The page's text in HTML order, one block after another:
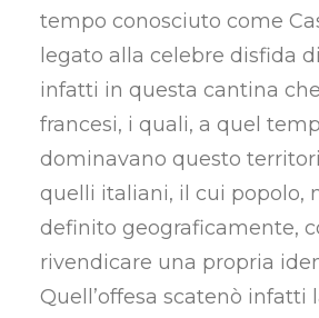
tempo conosciuto come
legato alla celebre disfida
infatti in questa cantina
francesi, i quali, a quel
dominavano questo
quelli italiani, il cui popolo,
definito geograficamente,
rivendicare una propria
Quell’offesa scatenò infatti